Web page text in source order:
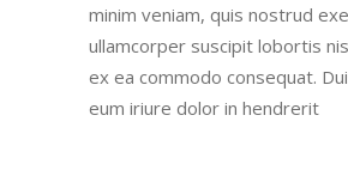
minim veniam, quis nostrud
ullamcorper suscipit lobortis
ex ea commodo consequat.
eum iriure dolor in hendrerit